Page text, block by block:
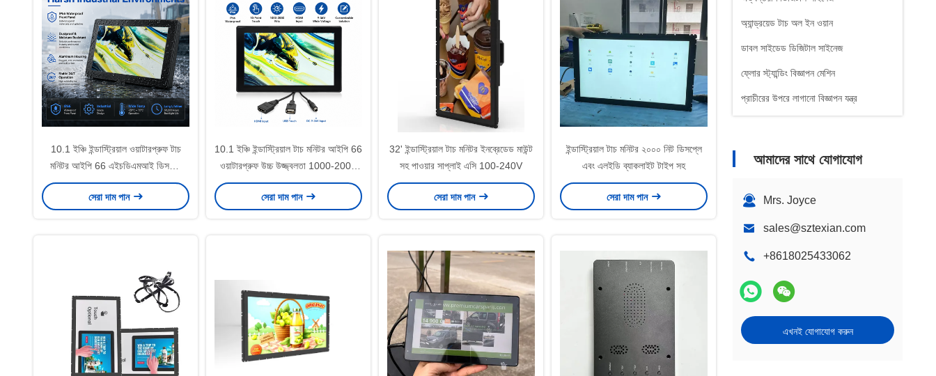
অ্যান্ড্রয়েড টাচ অল ইন ওয়ান
ডাবল সাইডেড ডিজিটাল সাইনেজ
ফ্লোর স্ট্যান্ডিং বিজ্ঞাপন মেশিন
প্রাচীরের উপরে লাগানো বিজ্ঞাপন যন্ত্র
আমাদের সাথে যোগাযোগ
Mrs. Joyce
sales@sztexian.com
+8618025433062
এখনই যোগাযোগ করুন
10.1 ইঞ্চি ইন্ডাস্ট্রিয়াল ওয়াটারপ্রুফ টাচ
মনিটর আইপি 66 এইচডিএমআই ডিসপ্লে
1000-2000 নিটস ক্যাপাসিটিভ টাচ স্ক্রিন
ওএম ওডিএম
সেরা দাম পান
10.1 ইঞ্চি ইন্ডাস্ট্রিয়াল টাচ মনিটর আইপি 66
ওয়াটারপ্রুফ উচ্চ উজ্জ্বলতা 1000-2000
নিটস এইচডিএমআই এলসিডি ডিসপ্লে
সেরা দাম পান
32' ইন্ডাস্ট্রিয়াল টাচ মনিটর ইনব্রেডেড মাউন্ট
সহ পাওয়ার সাপ্লাই এসি 100-240V
সেরা দাম পান
ইন্ডাস্ট্রিয়াল টাচ মনিটর ২০০০ নিট ডিসপ্লে
এবং এলইডি ব্যাকলাইট টাইপ সহ
সেরা দাম পান